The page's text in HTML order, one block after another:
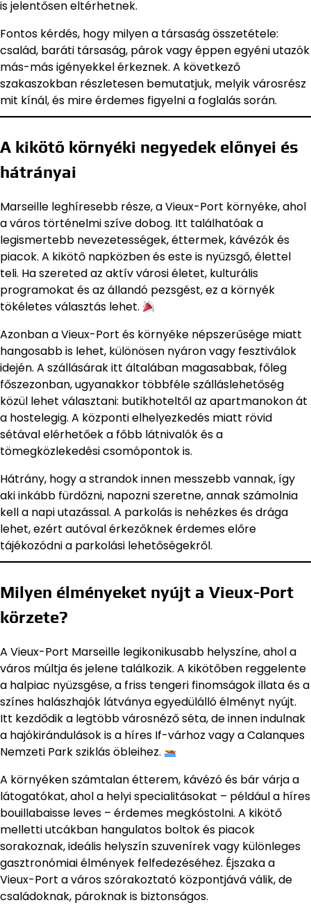
is jelentősen eltérhetnek.
Fontos kérdés, hogy milyen a társaság összetétele:
család, baráti társaság, párok vagy éppen egyéni utazók
más-más igényekkel érkeznek. A következő
szakaszokban részletesen bemutatjuk, melyik városrész
mit kínál, és mire érdemes figyelni a foglalás során.
A kikötő környéki negyedek előnyei és
hátrányai
Marseille leghíresebb része, a Vieux-Port környéke, ahol
a város történelmi szíve dobog. Itt találhatóak a
legismertebb nevezetességek, éttermek, kávézók és
piacok. A kikötő napközben és este is nyüzsgő, élettel
teli. Ha szereted az aktív városi életet, kulturális
programokat és az állandó pezsgést, ez a környék
tökéletes választás lehet.
Azonban a Vieux-Port és környéke népszerűsége miatt
hangosabb is lehet, különösen nyáron vagy fesztiválok
idején. A szállásárak itt általában magasabbak, főleg
főszezonban, ugyanakkor többféle szálláslehetőség
közül lehet választani: butikhoteltől az apartmanokon át
a hostelegig. A központi elhelyezkedés miatt rövid
sétával elérhetőek a főbb látnivalók és a
tömegközlekedési csomópontok is.
Hátrány, hogy a strandok innen messzebb vannak, így
aki inkább fürdőzni, napozni szeretne, annak számolnia
kell a napi utazással. A parkolás is nehézkes és drága
lehet, ezért autóval érkezőknek érdemes előre
tájékozódni a parkolási lehetőségekről.
Milyen élményeket nyújt a Vieux-Port
körzete?
A Vieux-Port Marseille legikonikusabb helyszíne, ahol a
város múltja és jelene találkozik. A kikötőben reggelente
a halpiac nyüzsgése, a friss tengeri finomságok illata és a
színes halászhajók látványa egyedülálló élményt nyújt.
Itt kezdődik a legtöbb városnéző séta, de innen indulnak
a hajókirándulások is a híres If-várhoz vagy a Calanques
Nemzeti Park sziklás öbleihez.
A környéken számtalan étterem, kávézó és bár várja a
látogatókat, ahol a helyi specialitásokat – például a híres
bouillabaisse leves – érdemes megkóstolni. A kikötő
melletti utcákban hangulatos boltok és piacok
sorakoznak, ideális helyszín szuvenírek vagy különleges
gasztronómiai élmények felfedezéséhez. Éjszaka a
Vieux-Port a város szórakoztató központjává válik, de
családoknak, pároknak is biztonságos.